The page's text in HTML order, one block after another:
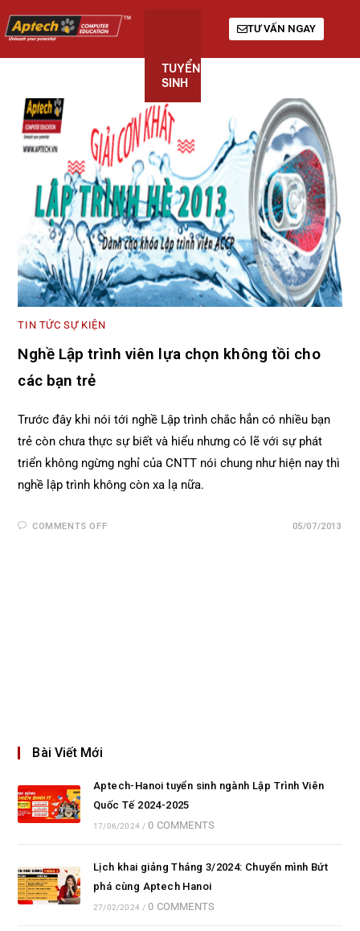
TUYỂN
SINH
TƯ VẤN NGAY
TIN TỨC SỰ KIỆN
Nghề Lập trình viên lựa chọn không tồi cho
các bạn trẻ
Trước đây khi nói tới nghề Lập trình chắc hẳn có nhiều bạn
trẻ còn chưa thực sự biết và hiểu nhưng có lẽ với sự phát
triển không ngừng nghỉ của CNTT nói chung như hiện nay thì
nghề lập trình không còn xa lạ nữa.
COMMENTS OFF 05/07/2013
Bài Viết Mới
Aptech-Hanoi tuyển sinh ngành Lập Trình Viên
Quốc Tế 2024-2025
17/06/2024 / 0 COMMENTS
Lịch khai giảng Tháng 3/2024: Chuyển mình Bứt
phá cùng Aptech Hanoi
27/02/2024 / 0 COMMENTS